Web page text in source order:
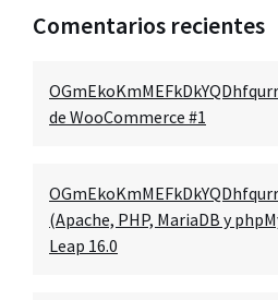
Comentarios recientes
OGmEkoKmMEFkDkYQDhfqurr
de WooCommerce #1
OGmEkoKmMEFkDkYQDhfqurr
(Apache, PHP, MariaDB y
Leap 16.0